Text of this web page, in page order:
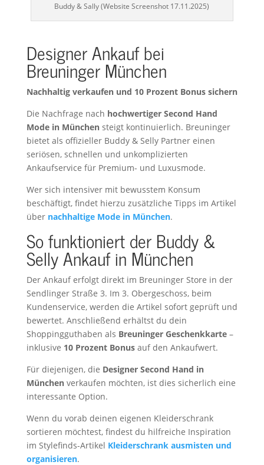
Buddy & Sally (Website Screenshot 17.11.2025)
Designer Ankauf bei
Breuninger München
Nachhaltig verkaufen und 10 Prozent Bonus sichern
Die Nachfrage nach hochwertiger Second Hand
Mode in Münchensteigt kontinuierlich. Breuninger
bietet als offizieller Buddy & Selly Partner einen
seriösen, schnellen und unkomplizierten
Ankaufservice für Premium- und Luxusmode.
Wer sich intensiver mit bewusstem Konsum
beschäftigt, findet hierzu zusätzliche Tipps im Artikel
über nachhaltige Mode in München.
So funktioniert der Buddy &
Selly Ankauf in München
Der Ankauf erfolgt direkt im Breuninger Store in der
Sendlinger Straße 3. Im 3. Obergeschoss, beim
Kundenservice, werden die Artikel sofort geprüft und
bewertet. Anschließend erhältst du dein
Shoppingguthaben als Breuninger Geschenkkarte–
inklusive 10 Prozent Bonusauf den Ankaufwert.
Für diejenigen, die Designer Second Hand in
Münchenverkaufen möchten, ist dies sicherlich eine
interessante Option.
Wenn du vorab deinen eigenen Kleiderschrank
sortieren möchtest, findest du hilfreiche Inspiration
im Stylefinds-Artikel Kleiderschrank ausmisten und
organisieren.